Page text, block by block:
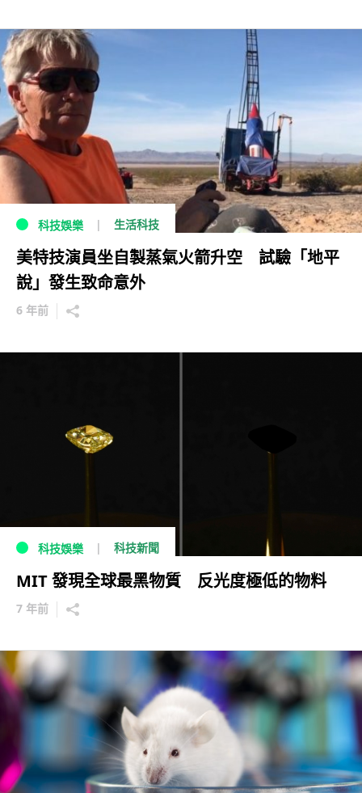
科技娛樂 生活科技
美特技演員坐自製蒸氣火箭升空 試驗「地平
說」發生致命意外
6 年前
科技娛樂 科技新聞
MIT 發現全球最黑物質 反光度極低的物料
7 年前